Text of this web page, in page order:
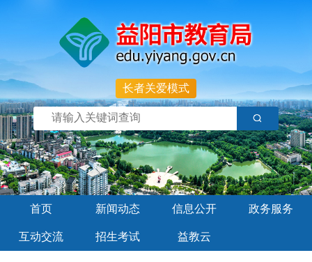
长者关爱模式
首页 新闻动态 信息公开 政务服务
互动交流 招生考试 益教云